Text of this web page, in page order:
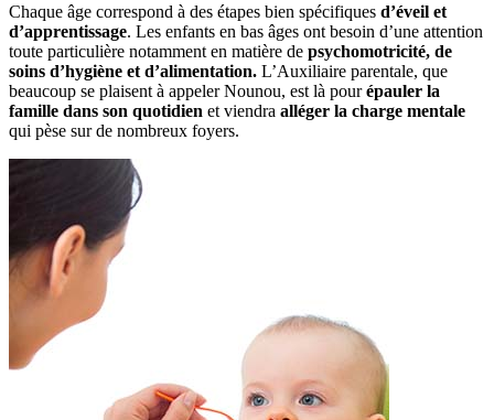
Chaque âge correspond à des étapes bien spécifiques d’éveil et
d’apprentissage. Les enfants en bas âges ont besoin d’une attention
toute particulière notamment en matière de psychomotricité, de
soins d’hygiène et d’alimentation. L’Auxiliaire parentale, que
beaucoup se plaisent à appeler Nounou, est là pourépauler la
famille dans son quotidien et viendra alléger la charge mentale
qui pèse sur de nombreux foyers.